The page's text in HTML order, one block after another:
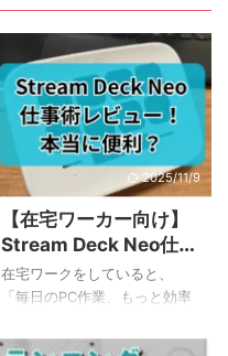
2025/11/9
【在宅ワーカー向け】
Stream Deck Neo仕事
術レビュー！本当に便
利？
在宅ワークをしていると、
「毎日のPC作業、もっと効率
こと、ありますよね。チャッ